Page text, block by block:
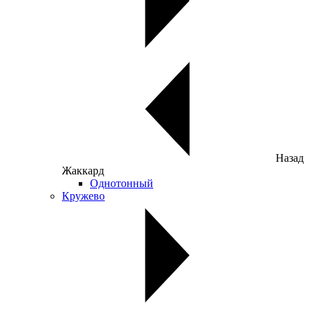
Назад
Жаккард
Однотонный
Кружево